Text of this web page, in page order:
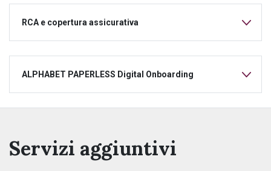
RCA e copertura assicurativa
ALPHABET PAPERLESS Digital Onboarding
Servizi aggiuntivi